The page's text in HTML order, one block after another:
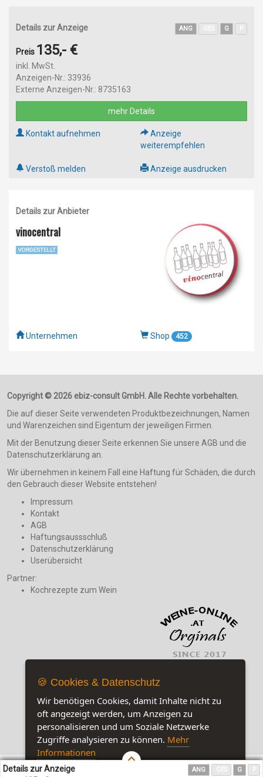
Details zur Anzeige ANG G
Preis 135,- €
inkl. MwSt.
Anzeigen-Nr.: 33936
Externe Anzeigen-Nr.: 8735163
mehr Details
Kontakt aufnehmen
Anzeige
weiterempfehlen
Verstoß melden Anzeige ausdrucken
Details zur Anbieter
vinocentral
Unternehmen Shop 452
Details zur Anzeige ANG G
Copyright © 2026 ebiz-consult GmbH. Alle Rechte vorbehalten.
Die auf dieser Seite verwendeten Produktbezeichnungen, Namen
und Warenzeichen sind Eigentum der jeweiligen Firmen.
Mit der Benutzung dieser Seite erkennen Sie unsere AGB und die
Datenschutzerklärung an.
Wir übernehmen in keinem Fall eine Haftung für Schäden, die durch
den Gebrauch dieser Website entstehen!
Impressum
Kontakt
AGB
Haftungsaussschluß
Datenschutzerklärung
Userübersicht
Partner:
Kochrezepte zum Wein
Jetzt auf unserer Seite:
🍪 Cookies & Datenschutz
Wir benötigen Cookies, damit Inhalte nicht zu
oft angezeigt werden, um Anzeigen zu
personalisieren und um Soziale Netzwerke
Zugriffe analysieren zu können. Mehr
Informationen
Customise Cookies